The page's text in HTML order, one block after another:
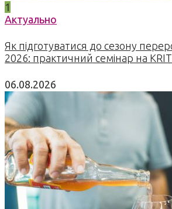
1
Актуально
Як підготуватися до сезону
2026: практичний семінар на
06.08.2026